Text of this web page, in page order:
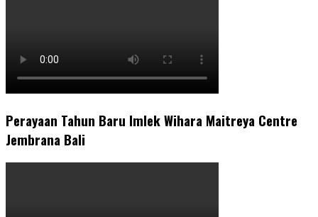
Perayaan Tahun Baru Imlek Wihara Maitreya Centre
Jembrana Bali